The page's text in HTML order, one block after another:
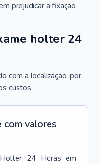
prejudicar a fixação
holter 24
com a localização, por
custos.
com valores
Holter 24 Horas em